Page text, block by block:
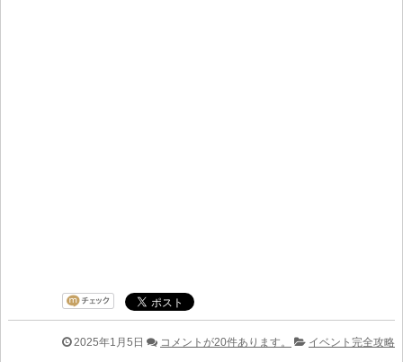
2025年1月5日 コメントが20件あります。 イベント完全攻略